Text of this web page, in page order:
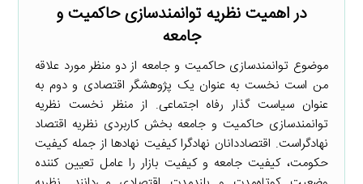
در اهمیت نظریه توانمندسازی حاکمیت و
جامعه
موضوع توانمندسازی حاکمیت و جامعه از دو منظر مورد علاقه
من است نخست به عنوان یک پژوهشگر اقتصادی و دوم به
عنوان سیاست گذار رفاه اجتماعی. از منظر نخست نظریه
توانمندسازی حاکمیت و جامعه بخش کاربردی نظریه اقتصاد
نهادگراست. اقتصاددانان نهادگرا کیفیت نهادها از جمله کیفیت
حکومت، کیفیت جامعه و کیفیت بازار را عامل تعیین کننده